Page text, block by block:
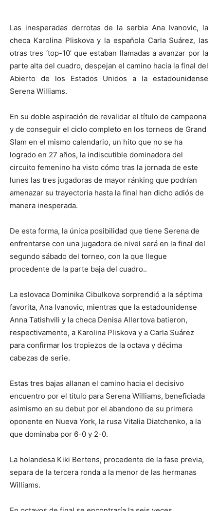
Las inesperadas derrotas de la serbia Ana Ivanovic, la
checa Karolina Pliskova y la española Carla Suárez, las
otras tres ‘top-10’ que estaban llamadas a avanzar por la
parte alta del cuadro, despejan el camino hacia la final del
Abierto de los Estados Unidos a la estadounidense
Serena Williams.
En su doble aspiración de revalidar el título de campeona
y de conseguir el ciclo completo en los torneos de Grand
Slam en el mismo calendario, un hito que no se ha
logrado en 27 años, la indiscutible dominadora del
circuito femenino ha visto cómo tras la jornada de este
lunes las tres jugadoras de mayor ránking que podrían
amenazar su trayectoria hasta la final han dicho adiós de
manera inesperada.
De esta forma, la única posibilidad que tiene Serena de
enfrentarse con una jugadora de nivel será en la final del
segundo sábado del torneo, con la que llegue
procedente de la parte baja del cuadro..
La eslovaca Dominika Cibulkova sorprendió a la séptima
favorita, Ana Ivanovic, mientras que la estadounidense
Anna Tatishvili y la checa Denisa Allertova batieron,
respectivamente, a Karolina Pliskova y a Carla Suárez
para confirmar los tropiezos de la octava y décima
cabezas de serie.
Estas tres bajas allanan el camino hacia el decisivo
encuentro por el título para Serena Williams, beneficiada
asimismo en su debut por el abandono de su primera
oponente en Nueva York, la rusa Vitalia Diatchenko, a la
que dominaba por 6-0 y 2-0.
La holandesa Kiki Bertens, procedente de la fase previa,
separa de la tercera ronda a la menor de las hermanas
Williams.